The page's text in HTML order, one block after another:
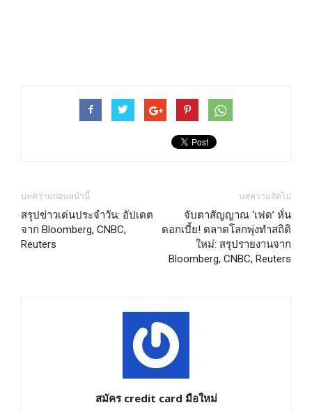
บทความก่อนหน้านี้
สรุปข่าวเด่นประจำวัน: อัปเดต
จาก Bloomberg, CNBC,
Reuters
บทความถัดไป
จับตาสัญญาณ ‘เฟด’ หั่น
ดอกเบี้ย! ตลาดโลกพุ่งทำสถิติ
ใหม่: สรุปรายงานจาก
Bloomberg, CNBC, Reuters
สมัคร credit card มือใหม่